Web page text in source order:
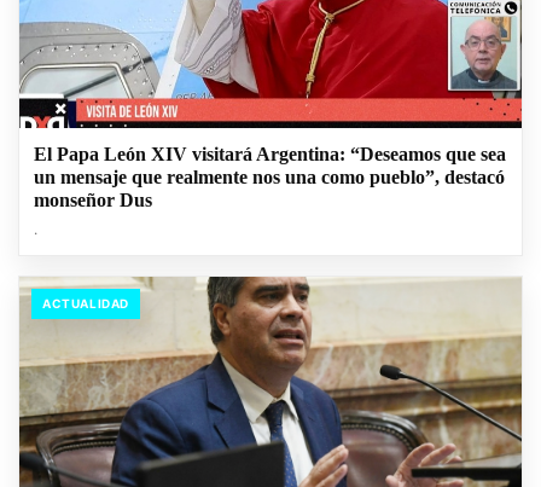
El Papa León XIV visitará Argentina: “Deseamos que sea
un mensaje que realmente nos una como pueblo”, destacó
monseñor Dus
.
ACTUALIDAD